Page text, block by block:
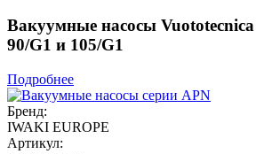
Вакуумные насосы
90/G1 и 105/G1
Подробнее
Бренд:
IWAKI EUROPE
Артикул: